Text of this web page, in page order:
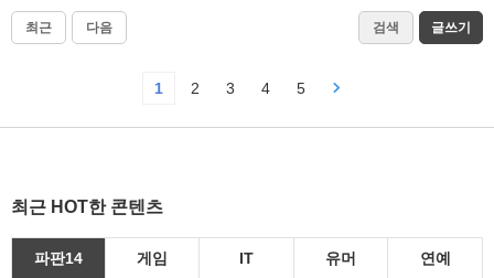
최근 다음 검색 글쓰기
1 2 3 4 5
최근 HOT한 콘텐츠
파판14 게임 IT 유머 연예